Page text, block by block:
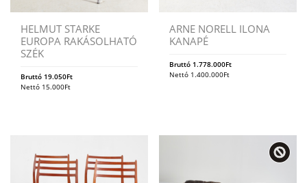
HELMUT STARKE
EUROPA RAKÁSOLHATÓ
SZÉK
Bruttó 19.050Ft
Nettó 15.000Ft
ARNE NORELL ILONA
KANAPÉ
Bruttó 1.778.000Ft
Nettó 1.400.000Ft